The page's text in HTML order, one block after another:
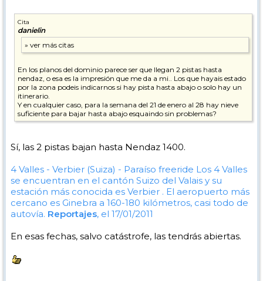
Cita
danielin
En los planos del dominio parece ser que llegan 2 pistas hasta
nendaz, o esa es la impresión que me da a mi.. Los que hayais estado
por la zona podeis indicarnos si hay pista hasta abajo o solo hay un
itinerario.
Y en cualquier caso, para la semana del 21 de enero al 28 hay nieve
suficiente para bajar hasta abajo esquaindo sin problemas?
Sí, las 2 pistas bajan hasta Nendaz 1400.
4 Valles - Verbier (Suiza) - Paraíso freeride Los 4 Valles
se encuentran en el cantón Suizo del Valais y su
estación más conocida es Verbier . El aeropuerto más
cercano es Ginebra a 160-180 kilómetros, casi todo de
autovía. Reportajes, el 17/01/2011
En esas fechas, salvo catástrofe, las tendrás abiertas.